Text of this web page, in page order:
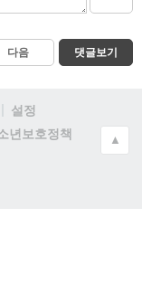
다음 댓글보기
설정
년보호정책
▲